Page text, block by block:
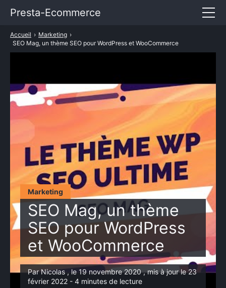
Marketing
SEO Mag, un thème
SEO pour WordPress
et WooCommerce
Par Nicolas , le 19 novembre 2020 , mis à jour le 23
février 2022 - 4 minutes de lecture
Accueil › Marketing ›
SEO Mag, un thème SEO pour WordPress et WooCommerce
Presta-Ecommerce
Entrepreneuriat
Services